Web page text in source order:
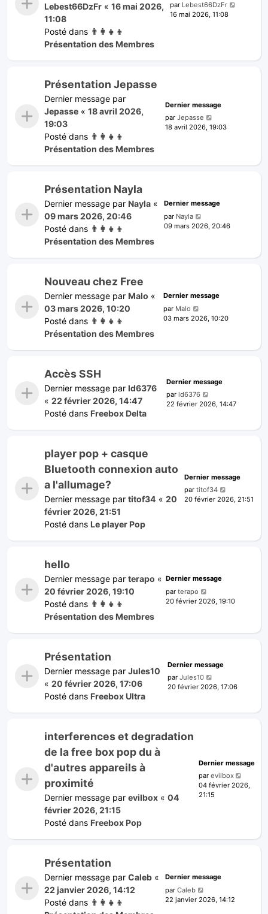
Lebest66DzFr « 16 mai 2026,
11:08
Posté dans 👨‍👩‍👧‍👦
Présentation des Membres
par Lebest66DzFr
16 mai 2026, 11:08
Présentation Jepasse
Dernier message par
Jepasse « 18 avril 2026,
19:03
Posté dans 👨‍👩‍👧‍👦
Présentation des Membres
Dernier message
parJepasse
18 avril 2026, 19:03
Présentation Nayla
Dernier message par Nayla «
09 mars 2026, 20:46
Posté dans 👨‍👩‍👧‍👦
Présentation des Membres
Dernier message
par Nayla
09 mars 2026, 20:46
Nouveau chez Free
Dernier message par Malo «
03 mars 2026, 10:20
Posté dans 👨‍👩‍👧‍👦
Présentation des Membres
Dernier message
par Malo
03 mars 2026, 10:20
Accès SSH
Dernier message par ld6376
« 22 février 2026, 14:47
Posté dans Freebox Delta
Dernier message
parld6376
22 février 2026, 14:47
player pop + casque
Bluetooth connexion auto
a l'allumage?
Dernier message par titof34 « 20
février 2026, 21:51
Posté dans Le player Pop
Dernier message
partitof34
20 février 2026, 21:51
hello
Dernier message par terapo «
20 février 2026, 19:10
Posté dans 👨‍👩‍👧‍👦
Présentation des Membres
Dernier message
parterapo
20 février 2026, 19:10
Présentation
Dernier message par Jules10
« 20 février 2026, 17:06
Posté dans Freebox Ultra
Dernier message
par Jules10
20 février 2026, 17:06
interferences et degradation
de la free box pop du à
d'autres appareils à
proximité
Dernier message par evilbox « 04
février 2026, 21:15
Posté dans Freebox Pop
Dernier message
par evilbox
04 février 2026,
21:15
Présentation
Dernier message par Caleb «
22 janvier 2026, 14:12
Posté dans 👨‍👩‍👧‍👦
Dernier message
parCaleb
22 janvier 2026, 14:12